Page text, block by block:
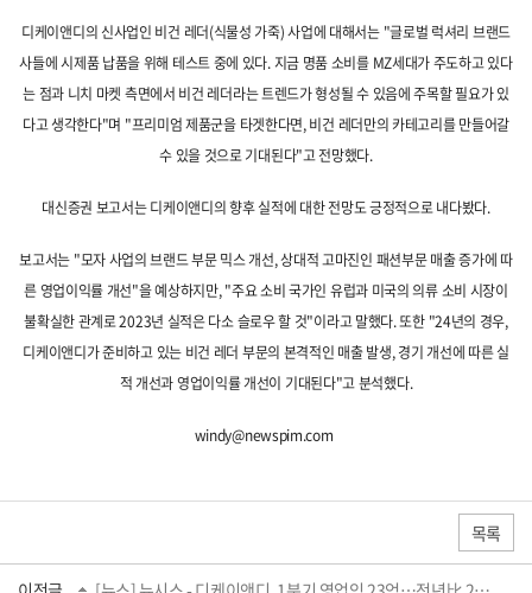
디케이앤디의 신사업인 비건 레더(식물성 가죽) 사업에 대해서는 "글로벌 럭셔리 브랜드
사들에 시제품 납품을 위해 테스트 중에 있다. 지금 명품 소비를 MZ세대가 주도하고 있다
는 점과 니치 마켓 측면에서 비건 레더라는 트렌드가 형성될 수 있음에 주목할 필요가 있
다고 생각한다"며 "프리미엄 제품군을 타겟한다면, 비건 레더만의 카테고리를 만들어갈
수 있을 것으로 기대된다"고 전망했다.
대신증권 보고서는 디케이앤디의 향후 실적에 대한 전망도 긍정적으로 내다봤다.
보고서는 "모자 사업의 브랜드 부문 믹스 개선, 상대적 고마진인 패션부문 매출 증가에 따
른 영업이익률 개선"을 예상하지만, "주요 소비 국가인 유럽과 미국의 의류 소비 시장이
불확실한 관계로 2023년 실적은 다소 슬로우 할 것"이라고 말했다. 또한 "24년의 경우,
디케이앤디가 준비하고 있는 비건 레더 부문의 본격적인 매출 발생, 경기 개선에 따른 실
적 개선과 영업이익률 개선이 기대된다"고 분석했다.
windy@newspim.com
목록